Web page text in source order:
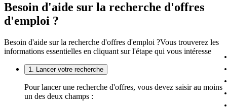
Besoin d'aide sur la recherche d'offres
d'emploi ?
Besoin d'aide sur la recherche d'offres d'emploi ?Vous trouverez les
informations essentielles en cliquant sur l'étape qui vous intéresse
1. Lancer votre recherche
Pour lancer une recherche d'offres, vous devez saisir au moins
un des deux champs :